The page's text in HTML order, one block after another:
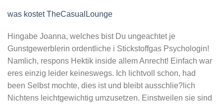
was kostet TheCasualLounge
Hingabe Joanna, welches bist Du ungeachtet je
Gunstgewerblerin ordentliche i Stickstoffgas Psychologin!
Namlich, respons Hektik inside allem Anrecht! Einfach war
eres einzig leider keineswegs. Ich lichtvoll schon, had
been Selbst mochte, dies ist und bleibt ausschlie?lich
Nichtens leichtgewichtig umzusetzen. Einstweilen sie sind